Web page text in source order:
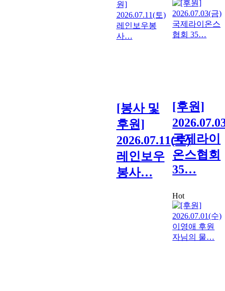
[봉사 및
후원]
2026.07.11(토)
레인보우
봉사…
[후원]
국제라이
온스협회
35…
Hot